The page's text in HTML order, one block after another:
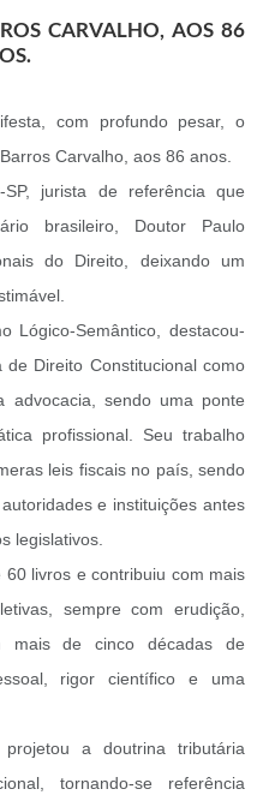
CARVALHO, AOS 86
com profundo pesar, o
Carvalho, aos 86 anos.
jurista de referência que
brasileiro, Doutor Paulo
do Direito, deixando um
Lógico-Semântico, destacou-
Direito Constitucional como
advocacia, sendo uma ponte
profissional. Seu trabalho
leis fiscais no país, sendo
e instituições antes
legislativos.
livros e contribuiu com mais
sempre com erudição,
mais de cinco décadas de
rigor científico e uma
a doutrina tributária
tornando-se referência